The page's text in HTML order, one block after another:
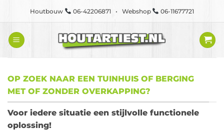
inhoud
Houtbouw 06-42206871 • Webshop 06-11677721
OP ZOEK NAAR EEN TUINHUIS OF BERGING
MET OF ZONDER OVERKAPPING?
Voor iedere situatie een stijlvolle functionele
oplossing!